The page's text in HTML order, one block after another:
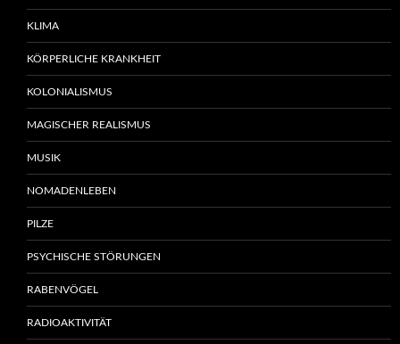
KLIMA
KÖRPERLICHE KRANKHEIT
KOLONIALISMUS
MAGISCHER REALISMUS
MUSIK
NOMADENLEBEN
PILZE
PSYCHISCHE STÖRUNGEN
RABENVÖGEL
RADIOAKTIVITÄT